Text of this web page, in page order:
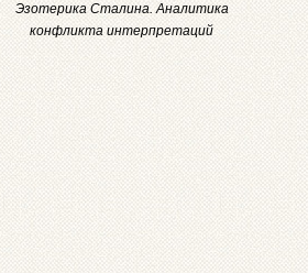
Эзотерика Сталина. Аналитика
конфликта интерпретаций